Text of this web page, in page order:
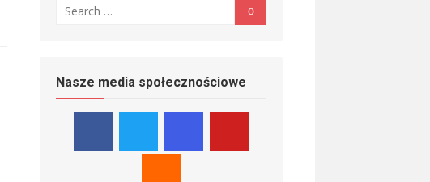
for: Search
Nasze media społecznościowe